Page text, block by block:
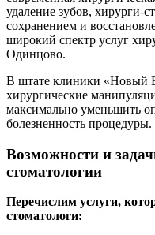
удаление зубов, хирурги-
сохранением и
широкий спектр услуг
Одинцово.
В штате клиники «Новый
хирургические
максимально уменьшить
болезненность процедуры.
Возможности и
стоматологии
Перечислим услуги,
стоматологи: